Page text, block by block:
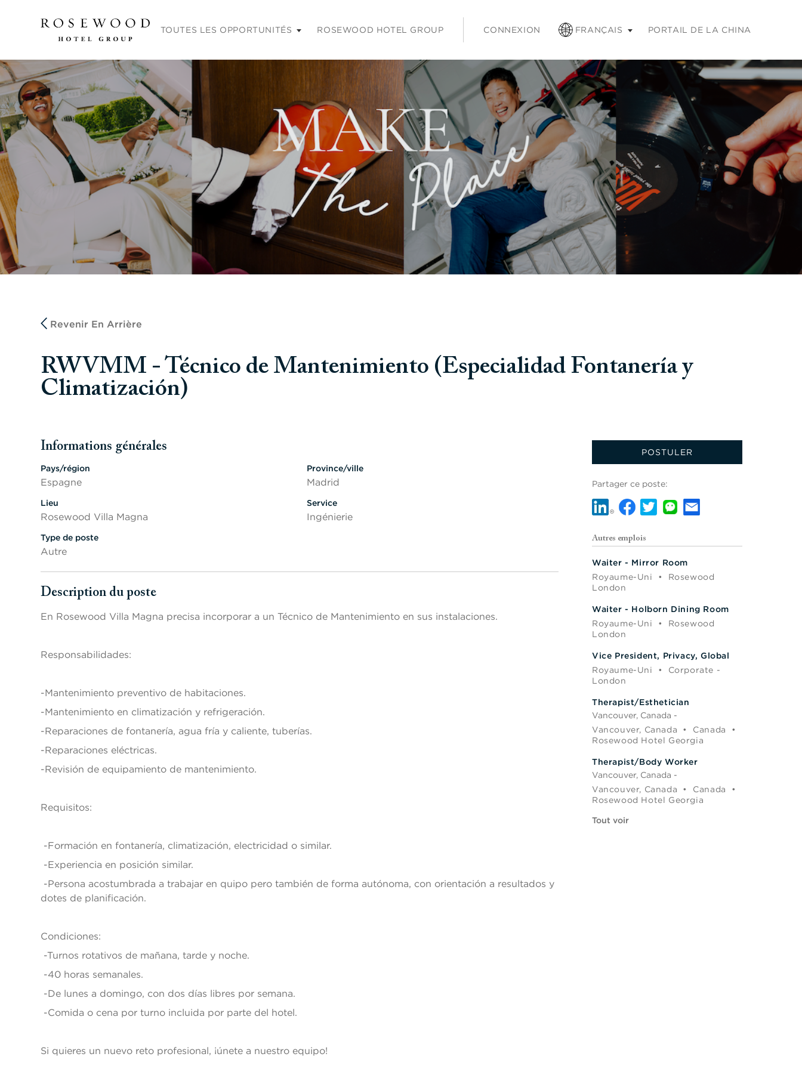
Menu principal. Appuyez sur les touches Entrée ou Espace pour agrandir et sur la touche Échap pour réduire
TOUTES LES OPPORTUNITÉS ROSEWOOD HOTEL GROUP CONNEXION FRANÇAIS PORTAIL DE LA CHINA
Revenir En Arrière
RWVMM - Técnico de Mantenimiento (Especialidad Fontanería y
Climatización)
Informations générales
Appuyer sur les touches Espace ou Entrée pour activer/désactiver la visibilité des sections
Pays/région
Espagne
Province/ville
Madrid
Lieu
Rosewood Villa Magna
Service
Ingénierie
Type de poste
Autre
Description du poste
Appuyer sur les touches Espace ou Entrée pour activer/désactiver la visibilité des sections
En Rosewood Villa Magna precisa incorporar a un Técnico de Mantenimiento en sus instalaciones.
Responsabilidades:
-Mantenimiento preventivo de habitaciones.
-Mantenimiento en climatización y refrigeración.
-Reparaciones de fontanería, agua fría y caliente, tuberías.
-Reparaciones eléctricas.
-Revisión de equipamiento de mantenimiento.
Requisitos:
-Formación en fontanería, climatización, electricidad o similar.
-Experiencia en posición similar.
-Persona acostumbrada a trabajar en quipo pero también de forma autónoma, con orientación a resultados y
dotes de planificación.
Condiciones:
-Turnos rotativos de mañana, tarde y noche.
-40 horas semanales.
-De lunes a domingo, con dos días libres por semana.
-Comida o cena por turno incluida por parte del hotel.
Si quieres un nuevo reto profesional, ¡únete a nuestro equipo!
POSTULER
Partager ce poste:
Autres emplois
Waiter - Mirror Room
Royaume-Uni
•
Rosewood
London
Waiter - Holborn Dining Room
Royaume-Uni
•
Rosewood
London
Vice President, Privacy, Global
Royaume-Uni
•
Corporate -
London
Therapist/Esthetician
Vancouver, Canada -
Vancouver, Canada
• Canada
•
Rosewood Hotel Georgia
Therapist/Body Worker
Vancouver, Canada -
Vancouver, Canada
• Canada
•
Rosewood Hotel Georgia
Tout voir